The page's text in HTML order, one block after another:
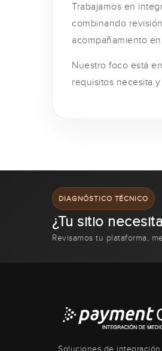
Trabajamos en
combinando
acompañamiento
Nuestro foco está
requisitos necesita
DIAGNÓSTICO TÉCNICO
¿Tu sitio
Revisamos tu plataforma,
Soluciones de